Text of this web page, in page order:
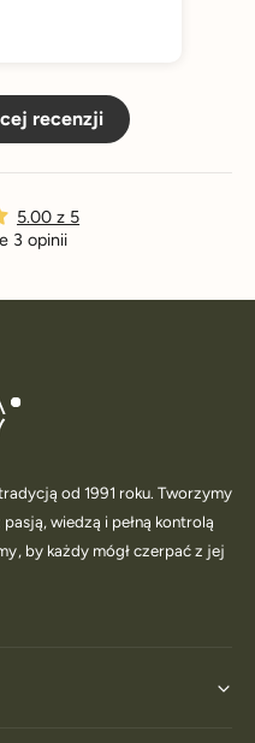
recenzji
5.00 z 5
3 opinii
od 1991 roku. Tworzymy
wiedzą i pełną kontrolą
by każdy mógł czerpać z jej